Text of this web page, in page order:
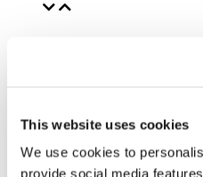
This website uses cookies
We use cookies to
provide social media